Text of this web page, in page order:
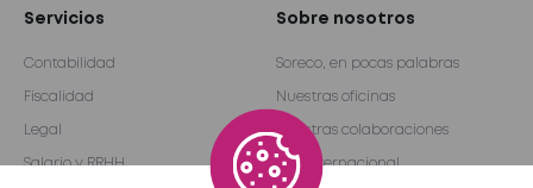
Servicios
Contabilidad
Fiscalidad
Legal
Salario y RRHH
Sobre nosotros
Soreco, en pocas palabras
Nuestras oficinas
Nuestras colaboraciones
Red internacional